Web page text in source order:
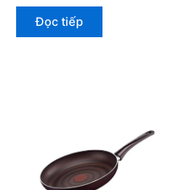
Đọc tiếp